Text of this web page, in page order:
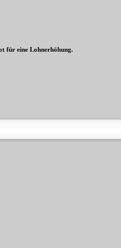
für eine Lohnerhöhung.